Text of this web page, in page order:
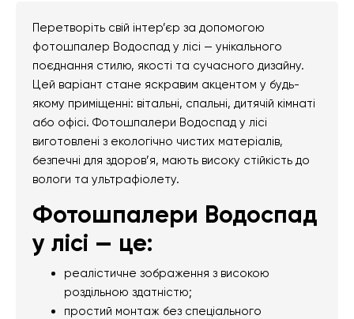
Перетворіть свій інтер’єр за допомогою
фотошпалер Водоспад у лісі — унікального
поєднання стилю, якості та сучасного дизайну.
Цей варіант стане яскравим акцентом у будь-
якому приміщенні: вітальні, спальні, дитячій кімнаті
або офісі. Фотошпалери Водоспад у лісі
виготовлені з екологічно чистих матеріалів,
безпечні для здоров’я, мають високу стійкість до
вологи та ультрафіолету.
Фотошпалери Водоспад
у лісі — це:
реалістичне зображення з високою
роздільною здатністю;
простий монтаж без спеціального